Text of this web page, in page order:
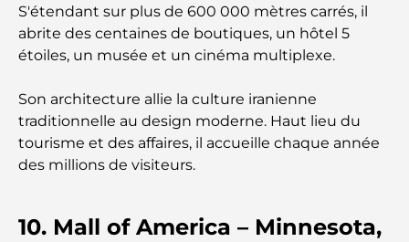
Abou Dhabi
Les meilleures voitures électriques de luxe :
Immobilier à Dubaï et à Abou Dhabi :
Comparaison des marchés de l’immobilier de luxe
S'étendant sur plus de 600 000 mètres carrés, il
abrite des centaines de boutiques, un hôtel 5
étoiles, un musée et un cinéma multiplexe.
Son architecture allie la culture iranienne
traditionnelle au design moderne. Haut lieu du
tourisme et des affaires, il accueille chaque année
des millions de visiteurs.
10. Mall of America – Minnesota,